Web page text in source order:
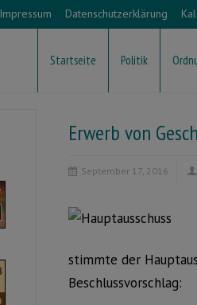
Impressum Datenschutzerklärung
Startseite Politik
Erwerb von
September 17, 2016
stimmte der
Beschlussvorschlag: